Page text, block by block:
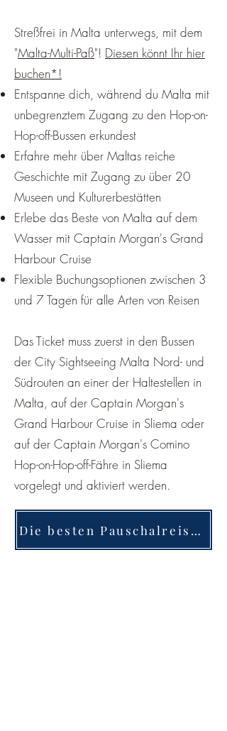
Streßfrei in Malta unterwegs, mit dem
"Malta-Multi-Paß"! Diesen könnt Ihr hier
buchen*!
Entspanne dich, während du Malta mit
unbegrenztem Zugang zu den Hop-on-
Hop-off-Bussen erkundest
Erfahre mehr über Maltas reiche
Geschichte mit Zugang zu über 20
Museen und Kulturerbestätten
Erlebe das Beste von Malta auf dem
Wasser mit Captain Morgan's Grand
Harbour Cruise
Flexible Buchungsoptionen zwischen 3
und 7 Tagen für alle Arten von Reisen
Das Ticket muss zuerst in den Bussen
der City Sightseeing Malta Nord- und
Südrouten an einer der Haltestellen in
Malta, auf der Captain Morgan's
Grand Harbour Cruise in Sliema oder
auf der Captain Morgan's Comino
Hop-on-Hop-off-Fähre in Sliema
vorgelegt und aktiviert werden.
Die besten Pauschalreisen nach Malta findet ihr hier!